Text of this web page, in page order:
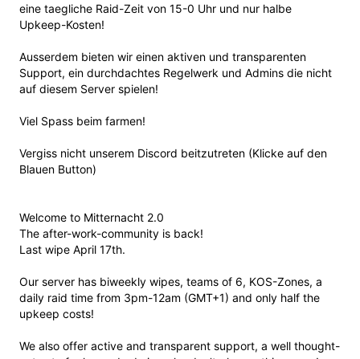
eine taegliche Raid-Zeit von 15-0 Uhr und nur halbe
Upkeep-Kosten!
Ausserdem bieten wir einen aktiven und transparenten
Support, ein durchdachtes Regelwerk und Admins die nicht
auf diesem Server spielen!
Viel Spass beim farmen!
Vergiss nicht unserem Discord beitzutreten (Klicke auf den
Blauen Button)
Welcome to Mitternacht 2.0
The after-work-community is back!
Last wipe April 17th.
Our server has biweekly wipes, teams of 6, KOS-Zones, a
daily raid time from 3pm-12am (GMT+1) and only half the
upkeep costs!
We also offer active and transparent support, a well thought-